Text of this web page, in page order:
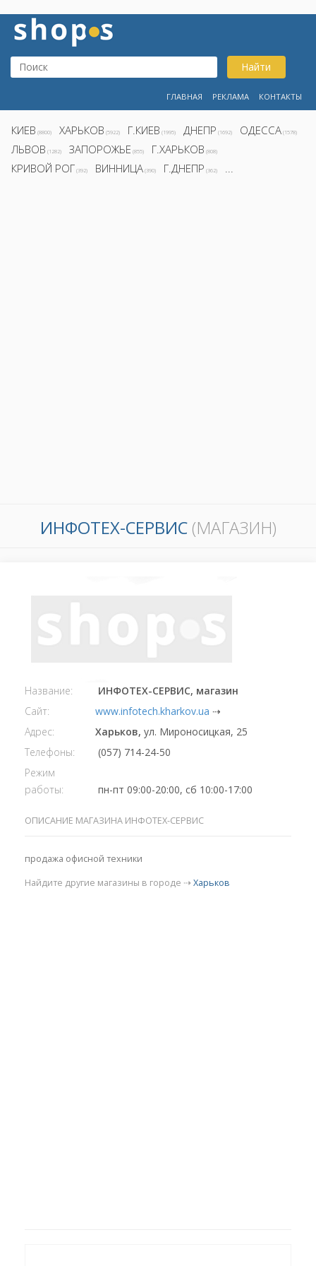
Найти
ГЛАВНАЯ РЕКЛАМА КОНТАКТЫ
КИЕВ (8800) ХАРЬКОВ (5922) Г.КИЕВ (1995) ДНЕПР (1692) ОДЕССА (1578)
ЛЬВОВ (1282) ЗАПОРОЖЬЕ (855) Г.ХАРЬКОВ (808)
КРИВОЙ РОГ (392) ВИННИЦА (390) Г.ДНЕПР (362) ...
ИНФОТЕХ-СЕРВИС (МАГАЗИН)
Название:
ИНФОТЕХ-СЕРВИС, магазин
Сайт:
www.infotech.kharkov.ua ⇢
Адрес:
Харьков, ул. Мироносицкая, 25
Телефоны:
(057) 714-24-50
Режим
работы:
пн-пт 09:00-20:00, сб 10:00-17:00
ОПИСАНИЕ МАГАЗИНА ИНФОТЕХ-СЕРВИС
продажа офисной техники
Найдите другие магазины в городе ⇢ Харьков